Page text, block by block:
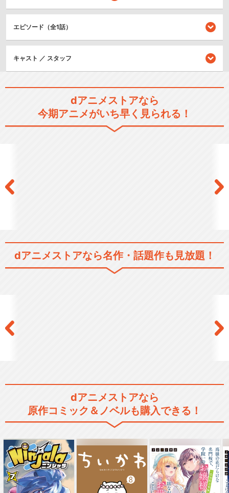
う。ルパンを埋葬し仇討ちに向かった次元たちも罠に嵌ってしまい……。
ルパンは本当に死んでしまったのか？ 権力者の手を渡り歩き、巨大な
権力をもたらしてきたというブローチをめぐり、世界を巻き込んだマネ
ーウォーズが始まる！
アクション/バトル
ドラマ/青春
シリーズ／関連のアニメ作品
ルパン三世 PART1
ルパン三世 PARTⅢ
ルパン三世 PART6
エピソード（全1話）
キャスト ／ スタッフ
dアニメストアなら
今期アニメがいち早く見られる！
dアニメストアなら名作・話題作も見放題！
dアニメストアなら
原作コミック＆ノベルも購入できる！